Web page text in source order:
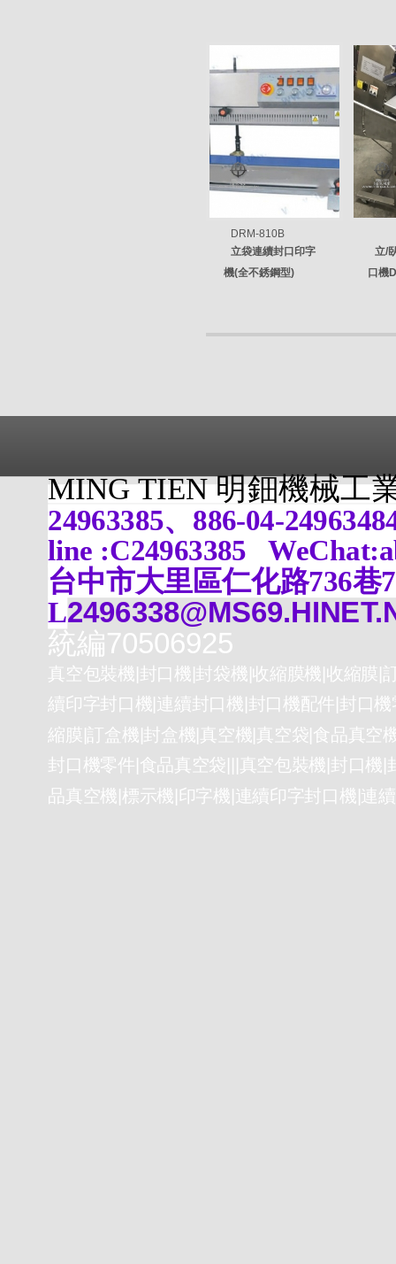
DRM-810B
立袋連續封口印字
機(全不銹鋼型)
立/
口機
MING TIEN 明鈿機械工
24963385、886-04-
line :C24963385
台中市大里區仁化路736巷
L
統編70506925
真空包裝機|封口機|封袋機|收縮膜機|收縮膜
續印字封口機|連續封口機|封口機配件|封口
縮膜|訂盒機|封盒機|真空機|真空袋|食品真空
封口機零件|食品真空袋|||真空包裝機|封口機
品真空機|標示機|印字機|連續印字封口機|連